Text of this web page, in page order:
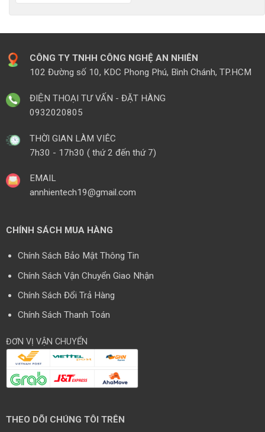
CÔNG TY TNHH CÔNG NGHỆ AN NHIÊN
102 Đường số 10, KDC Phong Phú, Bình Chánh, TP.HCM
ĐIỆN THOẠI TƯ VẤN - ĐẶT HÀNG
0932020805
THỜI GIAN LÀM VIÊC
7h30 - 17h30 ( thứ 2 đến thứ 7)
EMAIL
annhientech19@gmail.com
CHÍNH SÁCH MUA HÀNG
Chính Sách Bảo Mật Thông Tin
Chính Sách Vận Chuyển Giao Nhận
Chính Sách Đổi Trả Hàng
Chính Sách Thanh Toán
ĐƠN VỊ VẬN CHUYỂN
THEO DÕI CHÚNG TÔI TRÊN